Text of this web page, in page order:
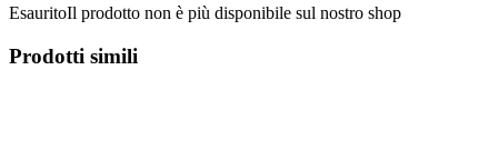
EsauritoIl prodotto non è più disponibile sul nostro shop
Prodotti simili